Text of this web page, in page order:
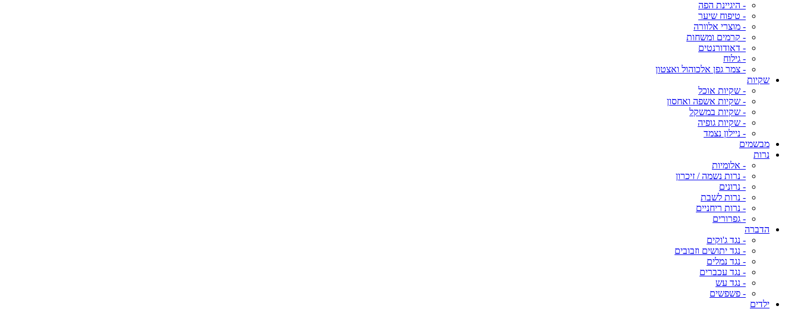
- היגיינת הפה
- טיפוח שיער
- מוצרי אלוורה
- קרמים ומשחות
- דאודורנטים
- גילוח
- צמר גפן אלכוהול ואצטון
שקיות
- שקיות אוכל
- שקיות אשפה ואחסון
- שקיות במשקל
- שקיות גופיה
- ניילון נצמד
מבשמים
נרות
- אלומיות
- נרות נשמה / זיכרון
- נרונים
- נרות לשבת
- נרות ריחניים
- גפרורים
הדברה
- נגד ג'וקים
- נגד יתושים וזבובים
- נגד נמלים
- נגד עכברים
- נגד עש
- פשפשים
ילדים